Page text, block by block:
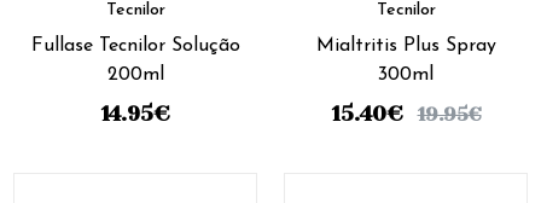
Tecnilor
Fullase Tecnilor Solução
200ml
14.95€
Tecnilor
Mialtritis Plus Spray
300ml
15.40€ 19.95€